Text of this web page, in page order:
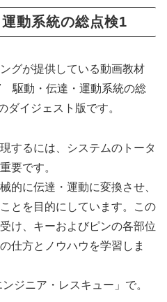
動系統の総点検1
グが提供している動画教材
駆動・伝達・運動系統の総
ダイジェスト版です。
するには、システムのトータ
要です。
的に伝達・運動に変換させ、
とを目的にしています。この
け、キーおよびピンの各部位
仕方とノウハウを学習しま
ジニア・レスキュー」で。